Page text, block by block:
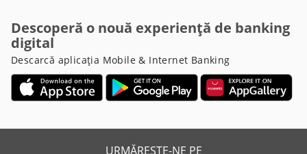
Descoperă o nouă experiență de banking
digital
Descarcă aplicația Mobile & Internet Banking
URMĂREȘTE-NE PE